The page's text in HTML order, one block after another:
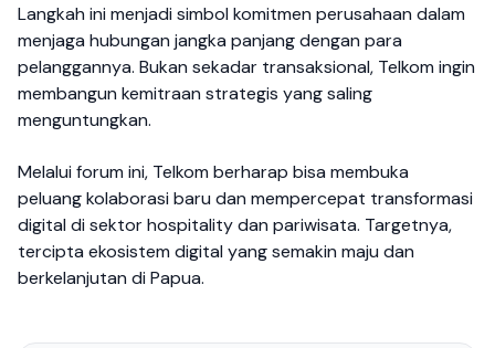
Langkah ini menjadi simbol komitmen perusahaan dalam
menjaga hubungan jangka panjang dengan para
pelanggannya. Bukan sekadar transaksional, Telkom ingin
membangun kemitraan strategis yang saling
menguntungkan.
Melalui forum ini, Telkom berharap bisa membuka
peluang kolaborasi baru dan mempercepat transformasi
digital di sektor hospitality dan pariwisata. Targetnya,
tercipta ekosistem digital yang semakin maju dan
berkelanjutan di Papua.